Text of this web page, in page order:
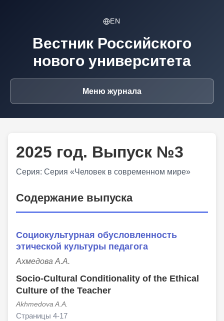
EN
Вестник Российского
нового университета
Меню журнала
2025 год. Выпуск №3
Серия: Серия «Человек в современном мире»
Содержание выпуска
Социокультурная обусловленность
этической культуры педагога
Ахмедова А.А.
Socio-Cultural Conditionality of the Ethical
Culture of the Teacher
Akhmedova A.A.
Страницы 4-17